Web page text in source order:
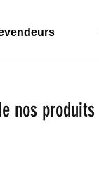
nos produits